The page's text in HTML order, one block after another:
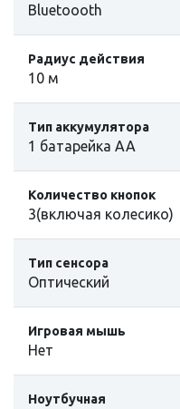
Bluetoooth
Радиус действия
10 м
Тип аккумулятора
1 батарейка АА
Количество кнопок
3(включая колесико)
Тип сенсора
Оптический
Игровая мышь
Нет
Ноутбучная